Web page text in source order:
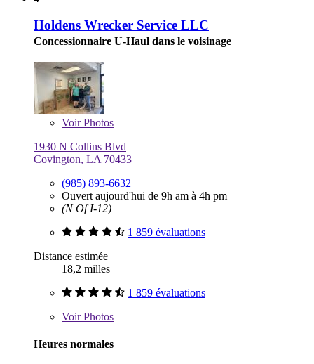
Holdens Wrecker Service LLC
Concessionnaire U-Haul dans le voisinage
VoirPhotos
1930 N Collins Blvd
Covington, LA 70433
(985) 893-6632
Ouvert aujourd'hui de 9h am à 4h pm
(N Of I-12)
1 859 évaluations
Distance estimée
18,2 milles
1 859 évaluations
VoirPhotos
Heures normales